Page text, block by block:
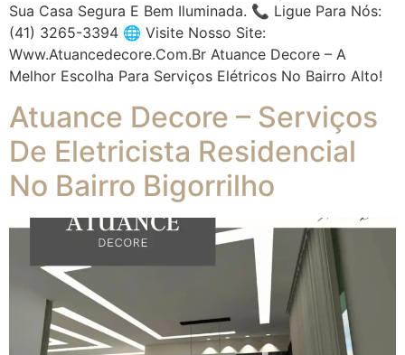
Sua Casa Segura E Bem Iluminada. 📞 Ligue Para Nós:
(41) 3265-3394 🌐 Visite Nosso Site:
Www.atuancedecore.com.br Atuance Decore – A
Melhor Escolha Para Serviços Elétricos No Bairro Alto!
Atuance Decore – Serviços
De Eletricista Residencial
No Bairro Bigorrilho